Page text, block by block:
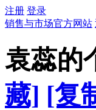
注册 登录
销售与市场官方网站
袁蕊的
藏] [复